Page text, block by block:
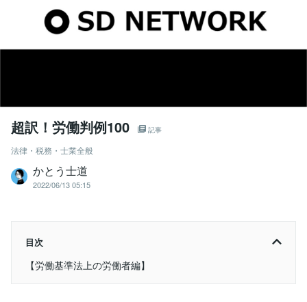
超訳！労働判例100 記事
法律・税務・士業全般
かとう士道
2022/06/13 05:15
目次
【労働基準法上の労働者編】